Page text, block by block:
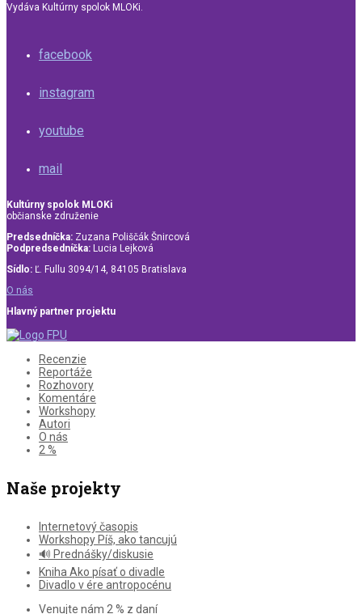
Vydáva Kultúrny spolok MLOKi.
facebook
instagram
youtube
mail
Kultúrny spolok MLOKi
občianske združenie
Predsedníčka: Zuzana Poliščák Šnircová
Podpredsedníčka: Lucia Lejková
Sídlo: Ľ. Fullu 3094/14, 84105 Bratislava
O nás
Hlavný partner projektu
Recenzie
Reportáže
Rozhovory
Komentáre
Workshopy
Autori
O nás
2 %
Naše projekty
Internetový časopis
Workshopy Píš, ako tancujú
🔊 Prednášky/diskusie
Kniha Ako písať o divadle
Divadlo v ére antropocénu
Venujte nám 2 % z daní